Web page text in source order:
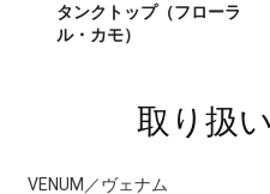
タンクトップ（フローラ
ル・カモ）
取り扱
VENUM／ヴェナム